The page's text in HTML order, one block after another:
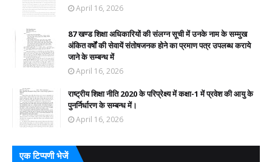
April 16, 2026
87 खण्ड शिक्षा अधिकारियों की संलग्न सूची में उनके नाम के सम्मुख
अंकित वर्षों की सेवायें संतोषजनक होने का प्रमाण पत्र उपलब्ध कराये
जाने के सम्बन्ध में
April 16, 2026
राष्ट्रीय शिक्षा नीति 2020 के परिप्रेक्ष्य में कक्षा-1 में प्रवेश की आयु के
पुनर्निर्धारण के सम्बन्ध में।
April 16, 2026
एक टिप्पणी भेजें